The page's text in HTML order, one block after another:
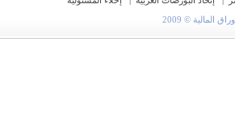
© 2009